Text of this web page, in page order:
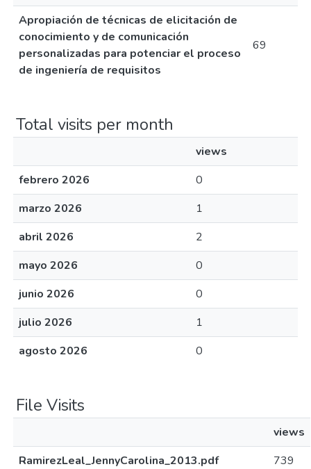
Apropiación de técnicas de elicitación de
conocimiento y de comunicación
personalizadas para potenciar el proceso
de ingeniería de requisitos
69
Total visits per month
views
febrero 2026
0
marzo 2026
1
abril 2026
2
mayo 2026
0
junio 2026
0
julio 2026
1
agosto 2026
0
File Visits
views
RamirezLeal_JennyCarolina_2013.pdf
739